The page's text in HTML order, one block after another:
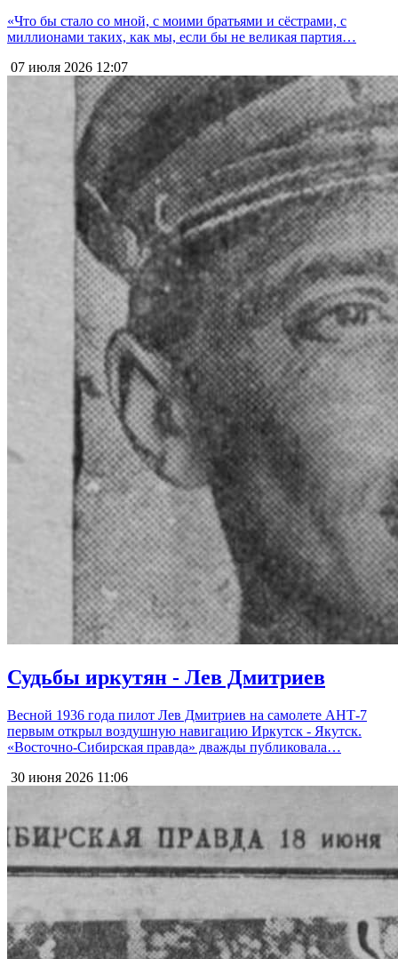
«Что бы стало со мной, с моими братьями и сёстрами, с
миллионами таких, как мы, если бы не великая партия…
07 июля 2026 12:07
Судьбы иркутян - Лев Дмитриев
Весной 1936 года пилот Лев Дмитриев на самолете АНТ-7
первым открыл воздушную навигацию Иркутск - Якутск.
«Восточно-Сибирская правда» дважды публиковала…
30 июня 2026 11:06